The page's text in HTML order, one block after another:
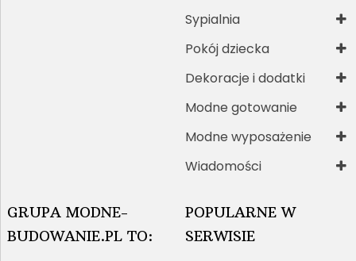
Sypialnia
Pokój dziecka
Dekoracje i dodatki
Modne gotowanie
Modne wyposażenie
Wiadomości
GRUPA MODNE-
BUDOWANIE.PL TO:
POPULARNE W
SERWISIE